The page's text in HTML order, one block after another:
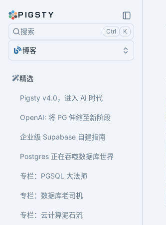
PIGSTY
搜索 Ctrl K
博客
精选
Pigsty v4.0，进入 AI 时代
OpenAI: 将 PG 伸缩至新阶段
企业级 Supabase 自建指南
Postgres 正在吞噬数据库世界
专栏：PGSQL 大法师
专栏：数据库老司机
专栏：云计算泥石流